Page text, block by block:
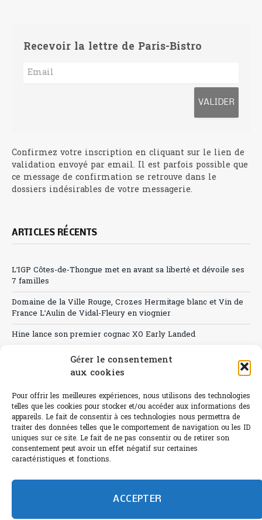
Gérer le consentement
aux cookies
Pour offrir les meilleures expériences, nous utilisons des technologies
telles que les cookies pour stocker et/ou accéder aux informations des
appareils. Le fait de consentir à ces technologies nous permettra de
traiter des données telles que le comportement de navigation ou les ID
uniques sur ce site. Le fait de ne pas consentir ou de retirer son
consentement peut avoir un effet négatif sur certaines
caractéristiques et fonctions.
ACCEPTER
Recevoir la lettre de Paris-Bistro
Confirmez votre inscription en cliquant sur le lien de
validation envoyé par email. Il est parfois possible que
ce message de confirmation se retrouve dans le
dossiers indésirables de votre messagerie.
ARTICLES RÉCENTS
L’IGP Côtes-de-Thongue met en avant sa liberté et dévoile ses
7 familles
Domaine de la Ville Rouge, Crozes Hermitage blanc et Vin de
France L’Aulin de Vidal-Fleury en viognier
Hine lance son premier cognac XO Early Landed
Canicule : A quand le CHR à « l’heure espagnole » ?
Sélection de rosés 2026
L'abus d'alcool est dangereux pour la santé.
humain et 0% IA de Paris Bistro Editions - SARL de Presse -